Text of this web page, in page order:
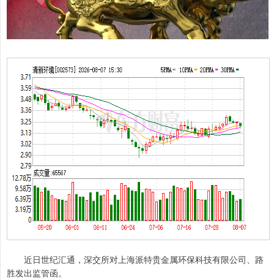
近日世纪汇通，深交所对上海派特贵金属环保科技有限公司、路
胜发出监管函。